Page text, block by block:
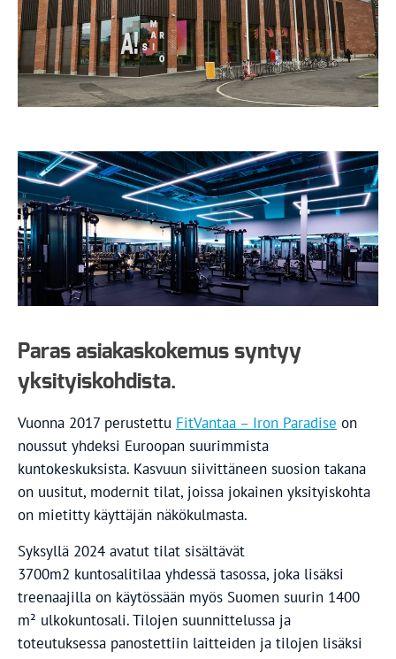
Paras asiakaskokemus syntyy
yksityiskohdista.
Vuonna 2017 perustettu FitVantaa – Iron Paradise on
noussut yhdeksi Euroopan suurimmista
kuntokeskuksista. Kasvuun siivittäneen suosion takana
on uusitut, modernit tilat, joissa jokainen yksityiskohta
on mietitty käyttäjän näkökulmasta.
Syksyllä 2024 avatut tilat sisältävät
3700m2 kuntosalitilaa yhdessä tasossa, joka lisäksi
treenaajilla on käytössään myös Suomen suurin 1400
m² ulkokuntosali. Tilojen suunnittelussa ja
toteutuksessa panostettiin laitteiden ja tilojen lisäksi